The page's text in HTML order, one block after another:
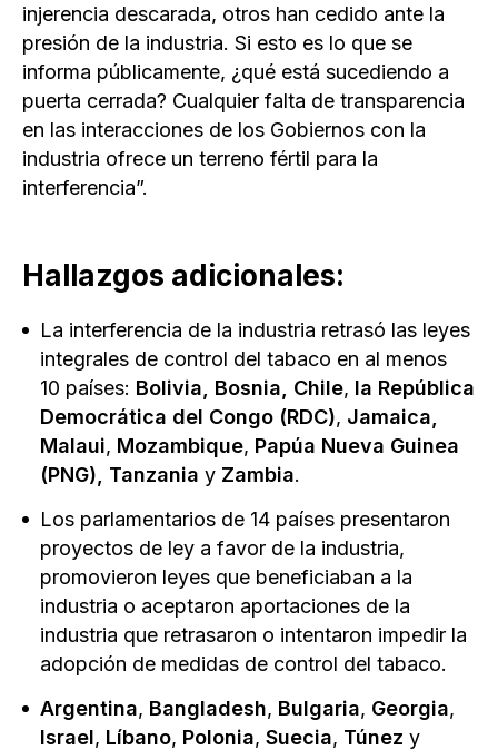
injerencia descarada, otros han cedido ante la
presión de la industria. Si esto es lo que se
informa públicamente, ¿qué está sucediendo a
puerta cerrada? Cualquier falta de transparencia
en las interacciones de los Gobiernos con la
industria ofrece un terreno fértil para la
interferencia”.
Hallazgos adicionales:
La interferencia de la industria retrasó las leyes
integrales de control del tabaco en al menos
10 países: Bolivia, Bosnia, Chile, la República
Democrática del Congo (RDC), Jamaica,
Malaui, Mozambique, Papúa Nueva Guinea
(PNG), Tanzania y Zambia.
Los parlamentarios de 14 países presentaron
proyectos de ley a favor de la industria,
promovieron leyes que beneficiaban a la
industria o aceptaron aportaciones de la
industria que retrasaron o intentaron impedir la
adopción de medidas de control del tabaco.
Argentina, Bangladesh, Bulgaria, Georgia,
Israel, Líbano, Polonia, Suecia, Túnez y